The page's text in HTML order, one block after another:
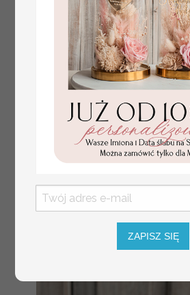
Mamy, podziękowanie dla Mamy na
weselu, box prezentowy dla mamy,
ZAPISZ SIĘ